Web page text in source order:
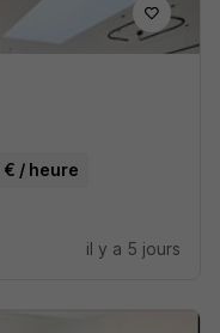
€ / heure
il y a 5 jours